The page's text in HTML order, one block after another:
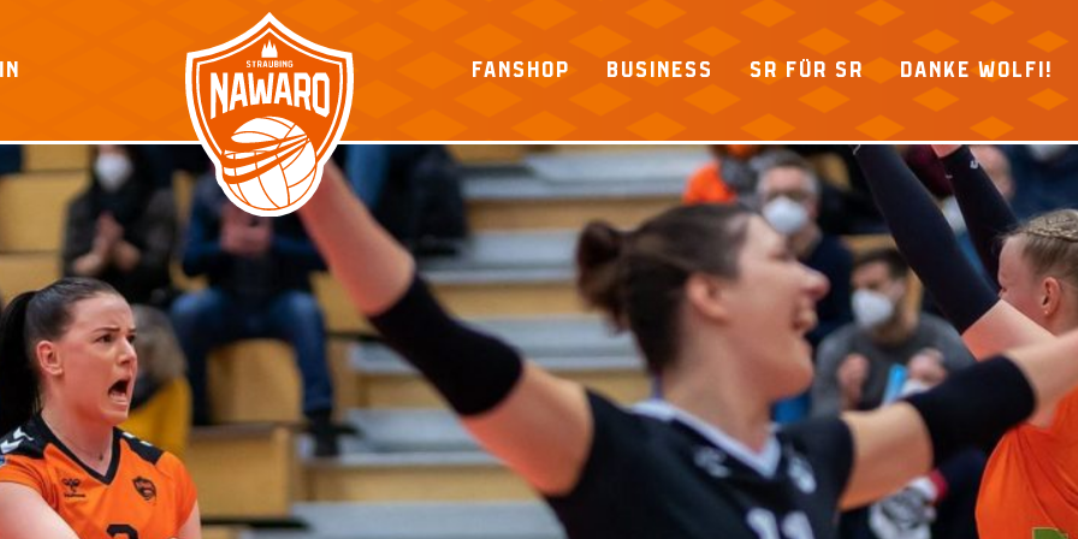
FANSHOP BUSINESS SR FÜR SR DANKE WOLFI!